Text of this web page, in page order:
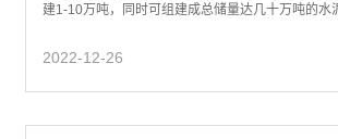
建1-10万吨，同时可组建成总储量达几十万吨的水
2022-12-26